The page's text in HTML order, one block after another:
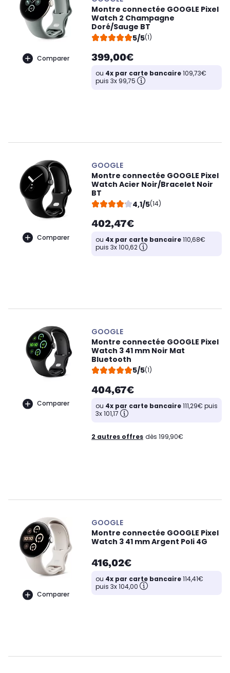
Comparer
Montre connectée GOOGLE Pixel
Watch 2 Champagne
Doré/Sauge BT
5/5(1)
399,00€
ou 4x par carte bancaire109,73€
puis 3x 99,75
Comparer
GOOGLE
Montre connectée GOOGLE Pixel
Watch Acier Noir/Bracelet Noir
BT
4,1/5(14)
402,47€
ou 4x par carte bancaire110,68€
puis 3x 100,62
Comparer
GOOGLE
Montre connectée GOOGLE Pixel
Watch 3 41 mm Noir Mat
Bluetooth
5/5(1)
404,67€
ou 4x par carte bancaire111,29€ puis
3x 101,17
2 autres offres dès 199,90€
Comparer
GOOGLE
Montre connectée GOOGLE Pixel
Watch 3 41 mm Argent Poli 4G
416,02€
ou 4x par carte bancaire114,41€
puis 3x 104,00